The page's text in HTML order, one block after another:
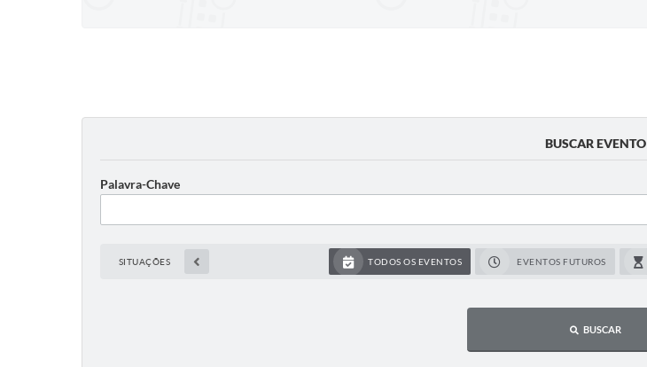
BUSCAR EVENTO
Palavra-Chave
SITUAÇÕES TODOS OS EVENTOS EVENTOS FUTUROS
BUSCAR